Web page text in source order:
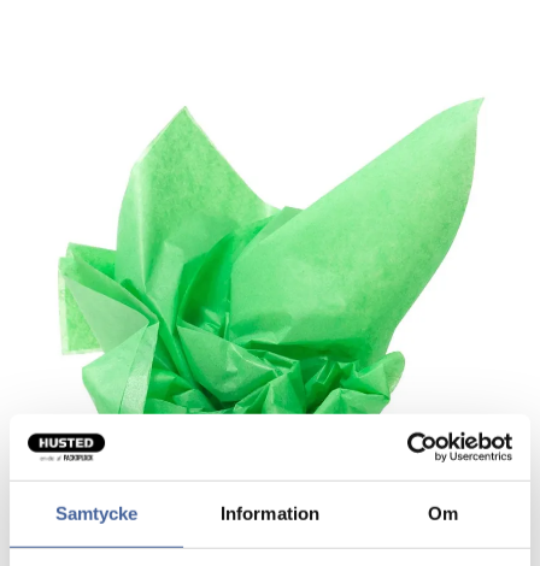
Samtycke Information Om
Farvet Silkepapir græsgrøn